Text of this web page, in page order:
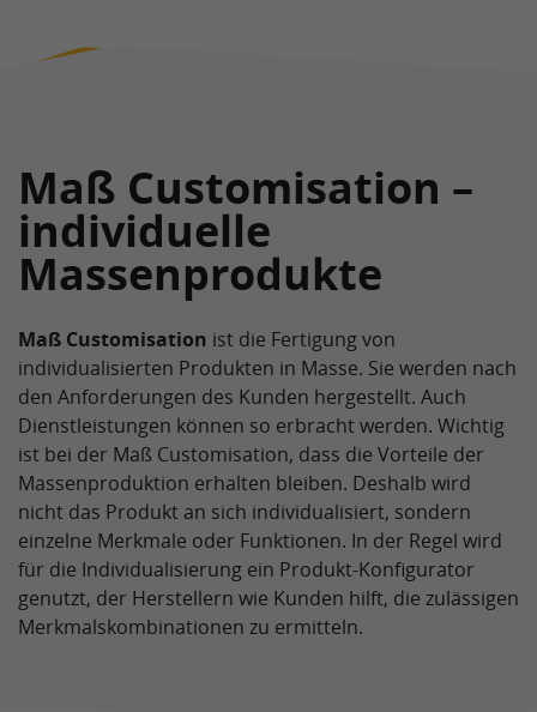
Maß Customisation –
individuelle
Massenprodukte
Maß Customisation ist die Fertigung von
individualisierten Produkten in Masse. Sie werden nach
den Anforderungen des Kunden hergestellt. Auch
Dienstleistungen können so erbracht werden. Wichtig
ist bei der Maß Customisation, dass die Vorteile der
Massenproduktion erhalten bleiben. Deshalb wird
nicht das Produkt an sich individualisiert, sondern
einzelne Merkmale oder Funktionen. In der Regel wird
für die Individualisierung ein Produkt-Konfigurator
genutzt, der Herstellern wie Kunden hilft, die zulässigen
Merkmalskombinationen zu ermitteln.